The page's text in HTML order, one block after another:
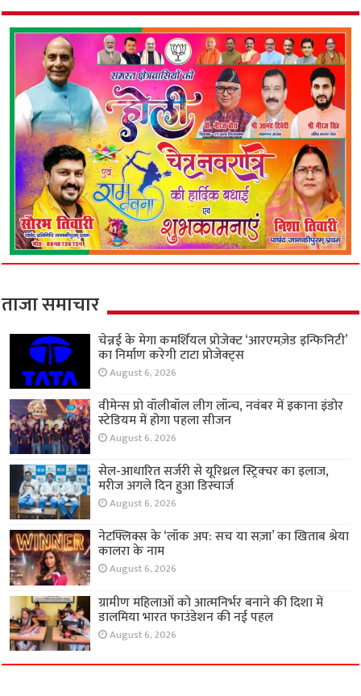
ताजा समाचार
चेन्नई के मेगा कमर्शियल प्रोजेक्ट ‘आरएमज़ेड इन्फिनिटी’
का निर्माण करेगी टाटा प्रोजेक्ट्स
August 6, 2026
वीमेन्स प्रो वॉलीबॉल लीग लॉन्च, नवंबर में इकाना इंडोर
स्टेडियम में होगा पहला सीजन
August 6, 2026
सेल-आधारित सर्जरी से यूरिथ्रल स्ट्रिक्चर का इलाज,
मरीज अगले दिन हुआ डिस्चार्ज
August 6, 2026
नेटफ्लिक्स के ‘लॉक अप: सच या सज़ा’ का खिताब श्रेया
कालरा के नाम
August 6, 2026
ग्रामीण महिलाओं को आत्मनिर्भर बनाने की दिशा में
डालमिया भारत फाउंडेशन की नई पहल
August 6, 2026